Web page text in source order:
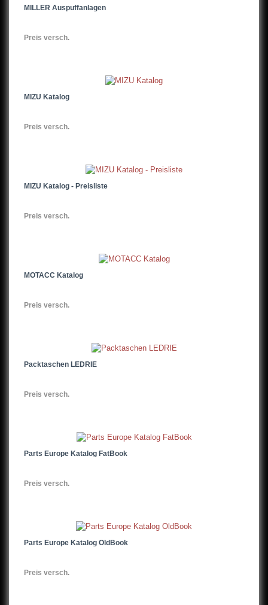
MILLER Auspuffanlagen
Preis versch.
MIZU Katalog
Preis versch.
MIZU Katalog - Preisliste
Preis versch.
MOTACC Katalog
Preis versch.
Packtaschen LEDRIE
Preis versch.
Parts Europe Katalog FatBook
Preis versch.
Parts Europe Katalog OldBook
Preis versch.